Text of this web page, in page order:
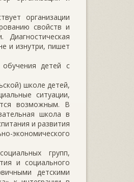
организации
свойств и
и изнутри, пишет
детей с
школе детей,
ситуации,
возможным. В
школа в
и развития
экономического
групп,
и социального
детскими